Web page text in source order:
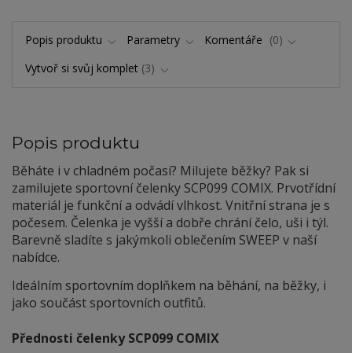
Popis produktu Parametry Komentáře
0
Vytvoř si svůj komplet 3
Popis produktu
Běháte i v chladném počasí? Milujete běžky? Pak si
zamilujete sportovní čelenky SCP099 COMIX. Prvotřídní
materiál je funkční a odvádí vlhkost. Vnitřní strana je s
počesem. Čelenka je vyšší a dobře chrání čelo, uši i týl.
Barevně sladíte s jakýmkoli oblečením SWEEP v naší
nabídce.
Ideálním sportovním doplňkem na běhání, na běžky, i
jako součást sportovních outfitů.
Přednosti čelenky SCP099 COMIX